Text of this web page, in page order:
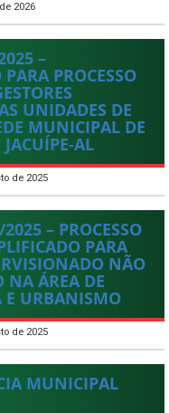
2026
–
PROCESSO
UNIDADES DE
MUNICIPAL DE
AL
de 2025
– PROCESSO
PARA
NÃO
NA ÁREA DE
E URBANISMO
de 2025
MUNICIPAL